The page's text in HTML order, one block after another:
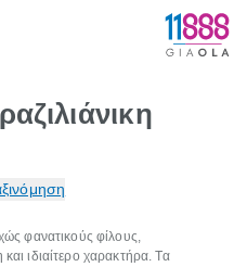
φανατικούς φίλους,
ιδιαίτερο χαρακτήρα. Τα